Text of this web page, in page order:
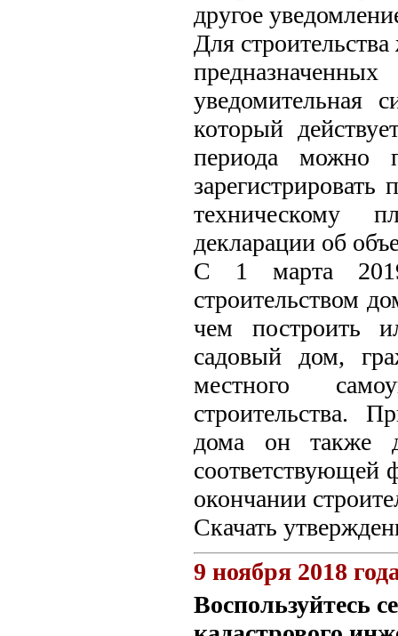
другое
Для
уведомительная
который
периода можно
техническому
декларации об
С 1 марта 2019
строительством
чем построить
садовый дом,
местного
строительства.
дома он также
соответствующей
окончании
Скачать
9 ноября 2018
Воспользуйтесь